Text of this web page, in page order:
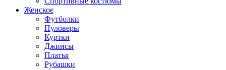
Женское
Футболки
Пуловеры
Куртки
Джинсы
Платья
Рубашки